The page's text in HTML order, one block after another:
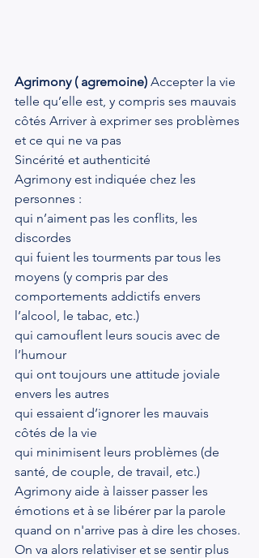
Agrimony ( agremoine) Accepter la vie
telle qu’elle est, y compris ses mauvais
côtés Arriver à exprimer ses problèmes
et ce qui ne va pas
Sincérité et authenticité
Agrimony est indiquée chez les
personnes :
qui n’aiment pas les conflits, les
discordes
qui fuient les tourments par tous les
moyens (y compris par des
comportements addictifs envers
l’alcool, le tabac, etc.)
qui camouflent leurs soucis avec de
l’humour
qui ont toujours une attitude joviale
envers les autres
qui essaient d’ignorer les mauvais
côtés de la vie
qui minimisent leurs problèmes (de
santé, de couple, de travail, etc.)
Agrimony aide à laisser passer les
émotions et à se libérer par la parole
quand on n'arrive pas à dire les choses.
On va alors relativiser et se sentir plus